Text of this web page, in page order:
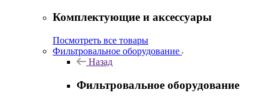
Комплектующие и аксессуары
Посмотреть все товары
Фильтровальное оборудование
Назад
Фильтровальное оборудование